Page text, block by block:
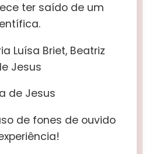
ter saído de um
Luísa Briet, Beatriz
Jesus
de Jesus
de fones de ouvido